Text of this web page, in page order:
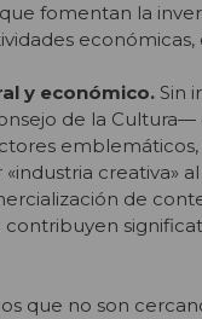
fomentan la
y económico. Sin
de la
creativa»
de
contribuyen
que no son